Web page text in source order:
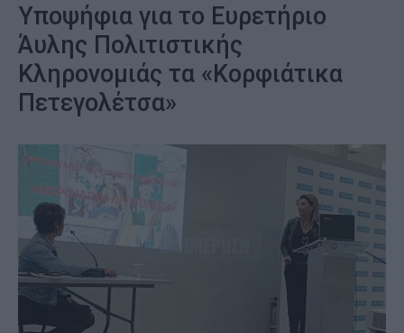
Υποψήφια για το Ευρετήριο
Άυλης Πολιτιστικής
Κληρονομιάς τα «Κορφιάτικα
Πετεγολέτσα»